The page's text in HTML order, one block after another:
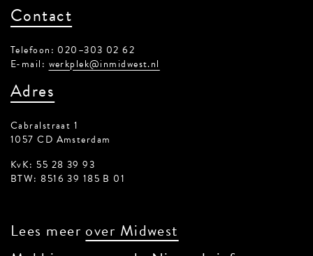
Contact
Telefoon: 020–303 02 62
E-mail: werkplek@inmidwest.nl
Adres
Cabralstraat 1
1057 CD Amsterdam
KvK: 55 28 39 93
BTW: 8516 39 185 B 01
Lees meer over Midwest